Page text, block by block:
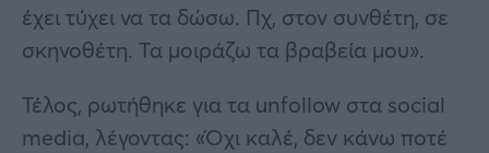
έχει τύχει να τα δώσω. Πχ, στον συνθέτη, σε
σκηνοθέτη. Τα μοιράζω τα βραβεία μου».
Τέλος, ρωτήθηκε για τα unfollow στα social
media, λέγοντας: «Όχι καλέ, δεν κάνω ποτέ